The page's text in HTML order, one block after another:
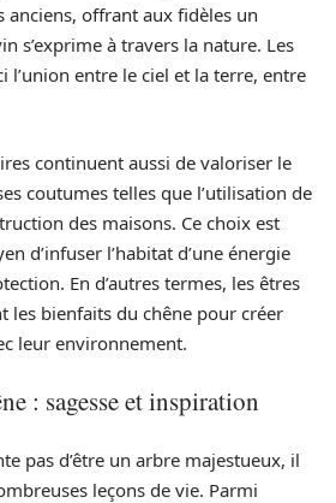
anciens, offrant aux fidèles un
s’exprime à travers la nature. Les
l’union entre le ciel et la terre, entre
continuent aussi de valoriser le
coutumes telles que l’utilisation de
des maisons. Ce choix est
d’infuser l’habitat d’une énergie
En d’autres termes, les êtres
les bienfaits du chêne pour créer
leur environnement.
: sagesse et inspiration
pas d’être un arbre majestueux, il
leçons de vie. Parmi